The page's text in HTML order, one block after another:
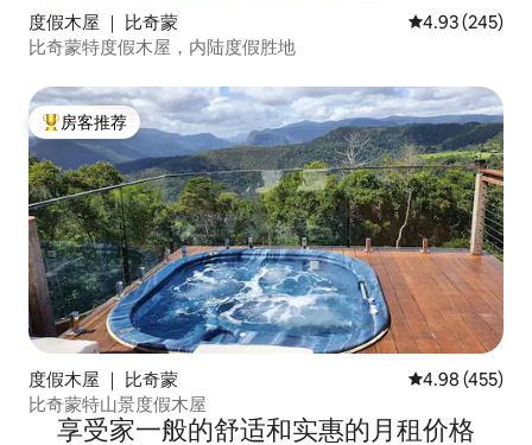
度假木屋 ｜ 比奇蒙 平均评分 4.93
4.93 (245)
比奇蒙特度假木屋，内陆度假胜地
热门「房客推荐」
房客推荐
度假木屋 ｜ 比奇蒙 平均评分 4.98
4.98 (455)
比奇蒙特山景度假木屋
享受家一般的舒适和实惠的月租价格